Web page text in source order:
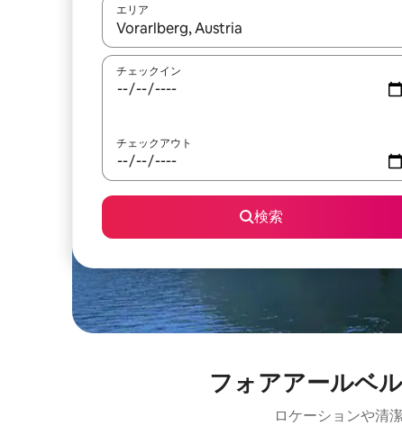
エリア
検索結果が表示されたら、上下の矢印キーを使っ
チェックイン
チェックアウト
検索
フォアアールベ
ロケーションや清